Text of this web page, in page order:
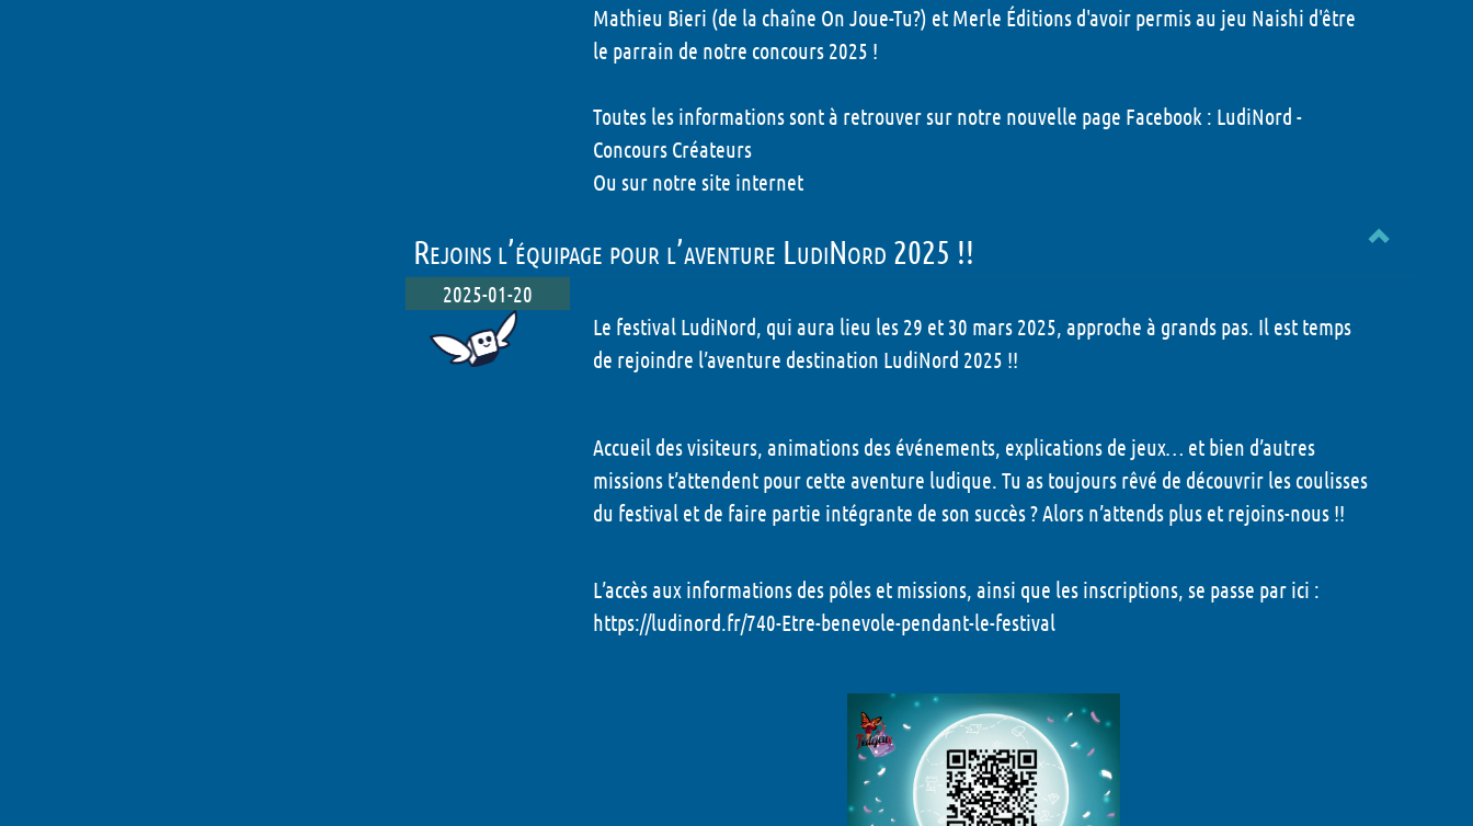
Mathieu Bieri (de la chaîne On Joue-Tu?) et Merle Éditionsd'avoir permis au jeu Naishi d'être
le parrain de notre concours 2025 !
Toutes les informations sont à retrouver sur notre nouvelle page Facebook : LudiNord -
Concours Créateurs
Ou sur notre site internet
Rejoins l’équipage pour l’aventure LudiNord 2025 !!
2025-01-20
Le festival LudiNord, qui aura lieu les 29 et 30 mars 2025, approche à grands pas. Il est temps
de rejoindre l’aventure destination LudiNord 2025 !!
Accueil des visiteurs, animations des événements, explications de jeux… et bien d’autres
missions t’attendent pour cette aventure ludique. Tu as toujours rêvé de découvrir les coulisses
du festival et de faire partie intégrante de son succès ? Alors n’attends plus et rejoins-nous !!
L’accès aux informations des pôles et missions, ainsi que les inscriptions, se passe par ici :
https://ludinord.fr/740-Etre-benevole-pendant-le-festival